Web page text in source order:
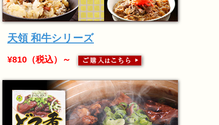
天領 和牛シリーズ
¥810（税込）～